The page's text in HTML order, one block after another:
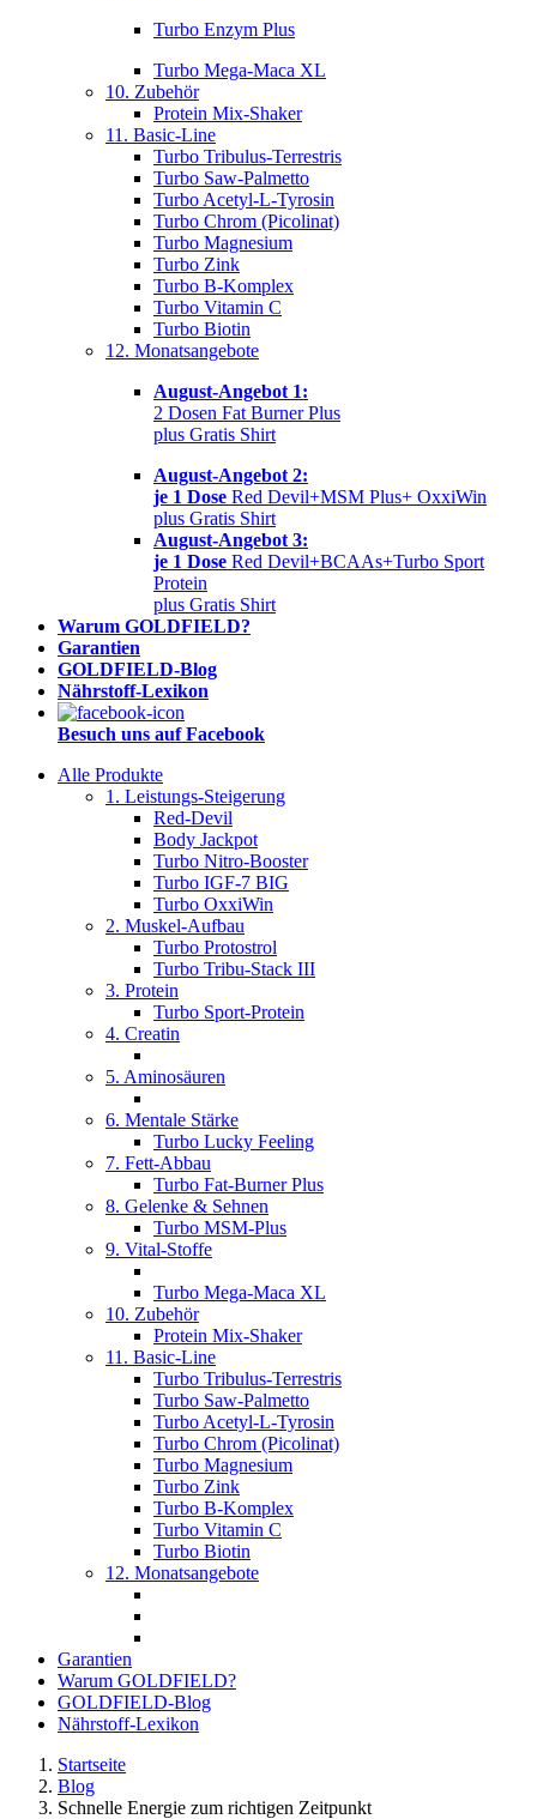
Turbo Enzym Plus
Turbo Mega-Maca XL
10. Zubehör
Protein Mix-Shaker
11. Basic-Line
Turbo Tribulus-Terrestris
Turbo Saw-Palmetto
Turbo Acetyl-L-Tyrosin
Turbo Chrom (Picolinat)
Turbo Magnesium
Turbo Zink
Turbo B-Komplex
Turbo Vitamin C
Turbo Biotin
12. Monatsangebote
August-Angebot 1:
2 Dosen Fat Burner Plus
plus Gratis Shirt
August-Angebot 2:
je 1 Dose Red Devil+MSM Plus+ OxxiWin
plus Gratis Shirt
August-Angebot 3:
je 1 Dose Red Devil+BCAAs+Turbo Sport
Protein
plus Gratis Shirt
Warum GOLDFIELD?
Garantien
GOLDFIELD-Blog
Nährstoff-Lexikon
Besuch uns auf Facebook
Alle Produkte
1. Leistungs-Steigerung
Red-Devil
Body Jackpot
Turbo Nitro-Booster
Turbo IGF-7 BIG
Turbo OxxiWin
2. Muskel-Aufbau
Turbo Protostrol
Turbo Tribu-Stack III
3. Protein
Turbo Sport-Protein
4. Creatin
5. Aminosäuren
6. Mentale Stärke
Turbo Lucky Feeling
7. Fett-Abbau
Turbo Fat-Burner Plus
8. Gelenke & Sehnen
Turbo MSM-Plus
9. Vital-Stoffe
Turbo Mega-Maca XL
10. Zubehör
Protein Mix-Shaker
11. Basic-Line
Turbo Tribulus-Terrestris
Turbo Saw-Palmetto
Turbo Acetyl-L-Tyrosin
Turbo Chrom (Picolinat)
Turbo Magnesium
Turbo Zink
Turbo B-Komplex
Turbo Vitamin C
Turbo Biotin
12. Monatsangebote
Garantien
Warum GOLDFIELD?
GOLDFIELD-Blog
Nährstoff-Lexikon
Startseite
Blog
Schnelle Energie zum richtigen Zeitpunkt